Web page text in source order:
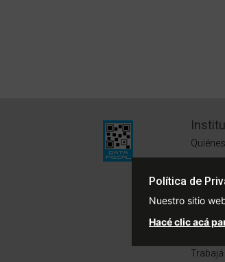
Política de
Nuestro sitio
Hacé clic acá